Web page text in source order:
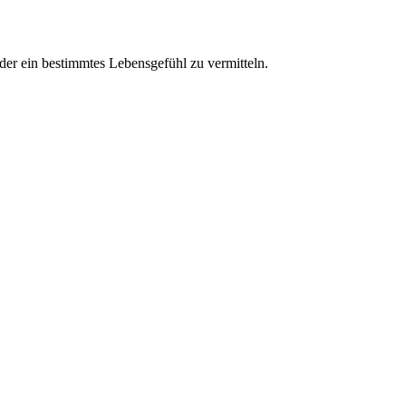
ein bestimmtes Lebensgefühl zu vermitteln.